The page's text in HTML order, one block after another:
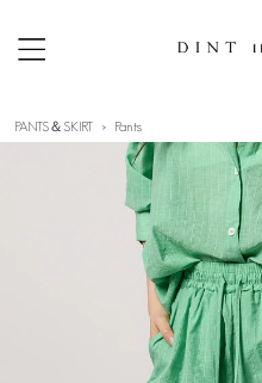
PANTS＆SKIRT Pants